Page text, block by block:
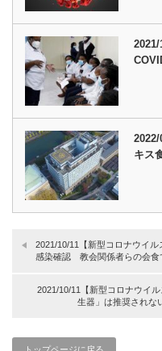
2021/
キス
2021/10/11【新型コロナウイ
感染確認 教会関係者らの会
2021/10/11【新型コロナウイ
生器」は推奨され